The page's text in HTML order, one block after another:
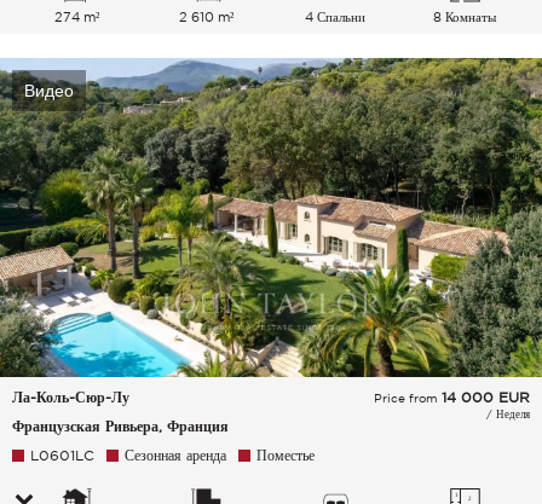
274 m² 2 610 m² 4 Спальни 8 Комнаты
Видео
Ла-Коль-Сюр-Лу
Французская Ривьера, Франция
Price from 14 000 EUR
/ Неделя
L0601LC Сезонная аренда Поместье